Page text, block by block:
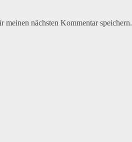
nächsten Kommentar speichern.